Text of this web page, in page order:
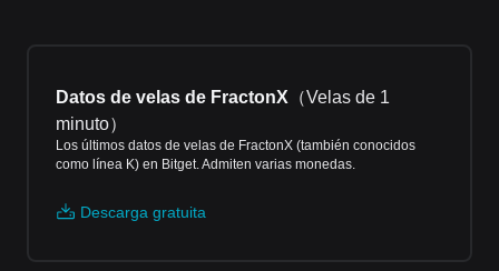
Datos de velas de FractonX （Velas de 1
minuto）
Los últimos datos de velas de FractonX (también conocidos
como línea K) en Bitget. Admiten varias monedas.
Descarga gratuita